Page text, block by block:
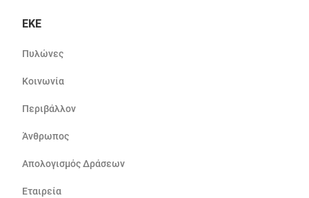
ΕΚΕ
Πυλώνες
Κοινωνία
Περιβάλλον
Άνθρωπος
Απολογισμός Δράσεων
Εταιρεία